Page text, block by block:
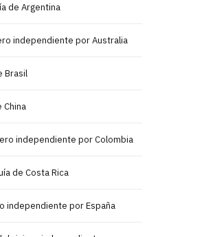
de Argentina
independiente por Australia
Brasil
China
independiente por Colombia
de Costa Rica
independiente por España